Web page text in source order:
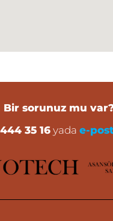
Bir sorunuz mu
444 35 16 yada e-